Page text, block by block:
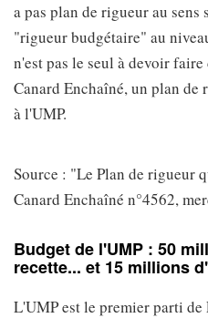
a pas plan de rigueur au
"rigueur budgétaire" au
n'est pas le seul à devoir
Canard Enchaîné, un plan de
à l'UMP.
Source : "Le Plan de rigueur
Canard Enchaîné n°4562,
Budget de l'UMP : 50
recette... et 15 millions
L'UMP est le premier parti de